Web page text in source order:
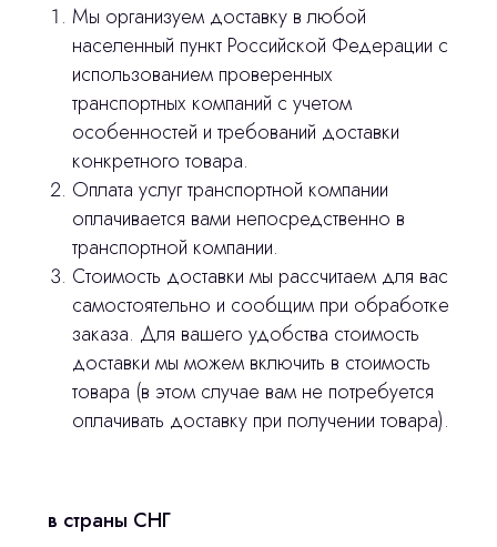
Мы организуем доставку в любой
населенный пункт Российской Федерации с
использованием проверенных
транспортных компаний с учетом
особенностей и требований доставки
конкретного товара.
Оплата услуг транспортной компании
оплачивается вами непосредственно в
транспортной компании.
Стоимость доставки мы рассчитаем для вас
самостоятельно и сообщим при обработке
заказа. Для вашего удобства стоимость
доставки мы можем включить в стоимость
товара (в этом случае вам не потребуется
оплачивать доставку при получении товара).
в страны СНГ
Остались вопросы
оставьте контакты, мы свяжемся и
ответим на все вопросы
© 2024 ЛС Дентал Групп
Оплата и доставка